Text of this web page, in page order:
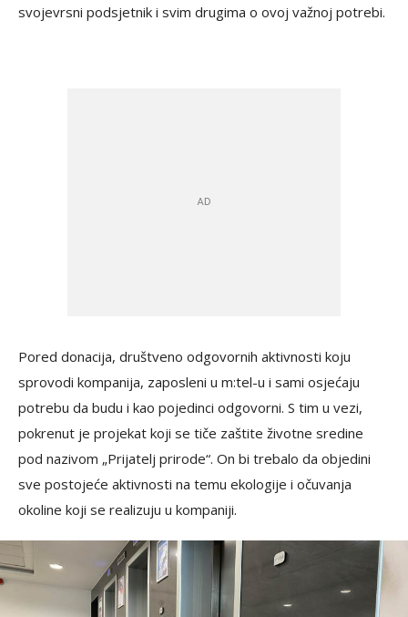
svojevrsni podsjetnik i svim drugima o ovoj važnoj potrebi.
Pored donacija, društveno odgovornih aktivnosti koju
sprovodi kompanija, zaposleni u m:tel-u i sami osjećaju
potrebu da budu i kao pojedinci odgovorni. S tim u vezi,
pokrenut je projekat koji se tiče zaštite životne sredine
pod nazivom „Prijatelj prirode“. On bi trebalo da objedini
sve postojeće aktivnosti na temu ekologije i očuvanja
okoline koji se realizuju u kompaniji.